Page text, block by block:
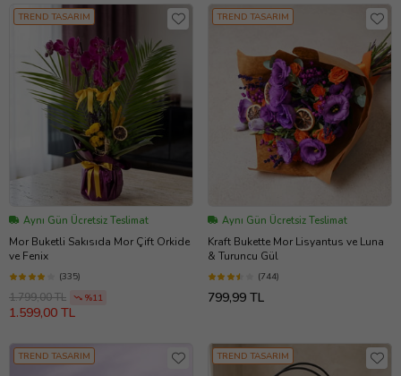
TREND TASARIM
Aynı Gün Ücretsiz Teslimat
Mor Buketli Sakısıda Mor Çift Orkide
ve Fenix
(335)
1.799,00 TL %11
1.599,00 TL
TREND TASARIM
Aynı Gün Ücretsiz Teslimat
Kraft Bukette Mor Lisyantus ve Luna
& Turuncu Gül
(744)
799,99 TL
TREND TASARIM TREND TASARIM